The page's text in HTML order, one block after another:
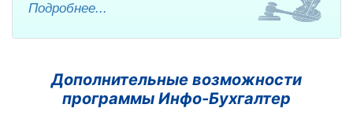
Подробнее...
Дополнительные возможности
программы Инфо-Бухгалтер